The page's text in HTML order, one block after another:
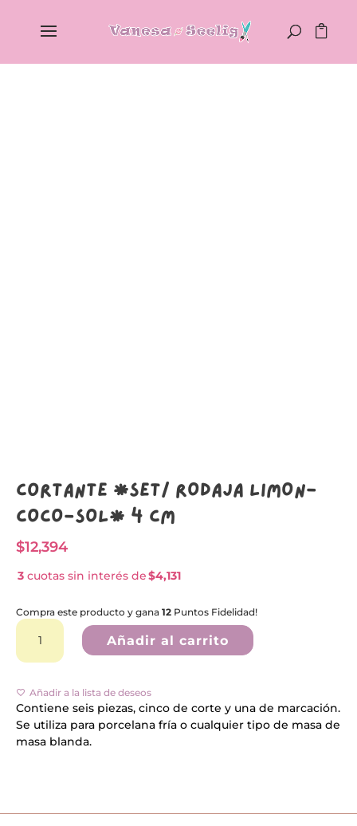
Cortante *SET/ RODAJA LIMON-
COCO-SOL* 4 CM
$12,394
3 cuotas sin interés de$4,131
Compra este producto y gana12 Puntos Fidelidad!
Cortante
*SET/
LIMON-
SOL*
4
CM
cantidad
Añadir al carrito
t
i
Añadir a la lista de deseos
Contiene seis piezas, cinco de corte y una de marcación.
Se utiliza para porcelana fría o cualquier tipo de masa de
masa blanda.